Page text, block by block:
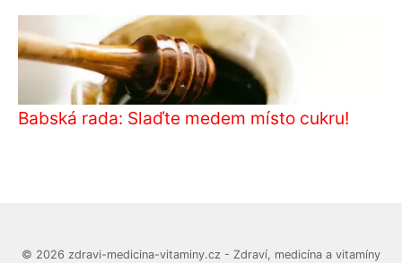
Babská rada: Slaďte medem místo cukru!
© 2026 zdravi-medicina-vitaminy.cz - Zdraví, medicína a vitamíny